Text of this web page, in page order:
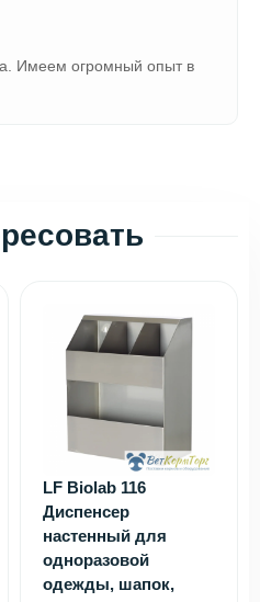
Имеем огромный опыт в
LF Biolab 116
Диспенсер
настенный для
одноразовой
одежды, шапок,